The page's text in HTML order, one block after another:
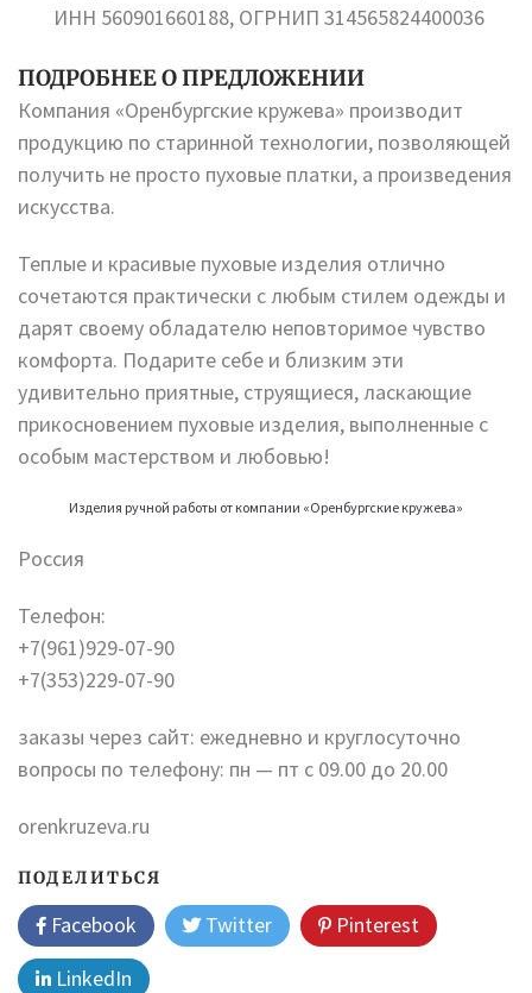
ИНН 560901660188, ОГРНИП 314565824400036
ПОДРОБНЕЕ О ПРЕДЛОЖЕНИИ
Компания «Оренбургские кружева» производит
продукцию по старинной технологии, позволяющей
получить не просто пуховые платки, а произведения
искусства.
Теплые и красивые пуховые изделия отлично
сочетаются практически с любым стилем одежды и
дарят своему обладателю неповторимое чувство
комфорта. Подарите себе и близким эти
удивительно приятные, струящиеся, ласкающие
прикосновением пуховые изделия, выполненные с
особым мастерством и любовью!
Изделия ручной работы от компании «Оренбургские кружева»
Россия
Телефон:
+7(961)929-07-90
+7(353)229-07-90
заказы через сайт: ежедневно и круглосуточно
вопросы по телефону: пн — пт с 09.00 до 20.00
orenkruzeva.ru
ПОДЕЛИТЬСЯ
Facebook Twitter
Pinterest
LinkedIn